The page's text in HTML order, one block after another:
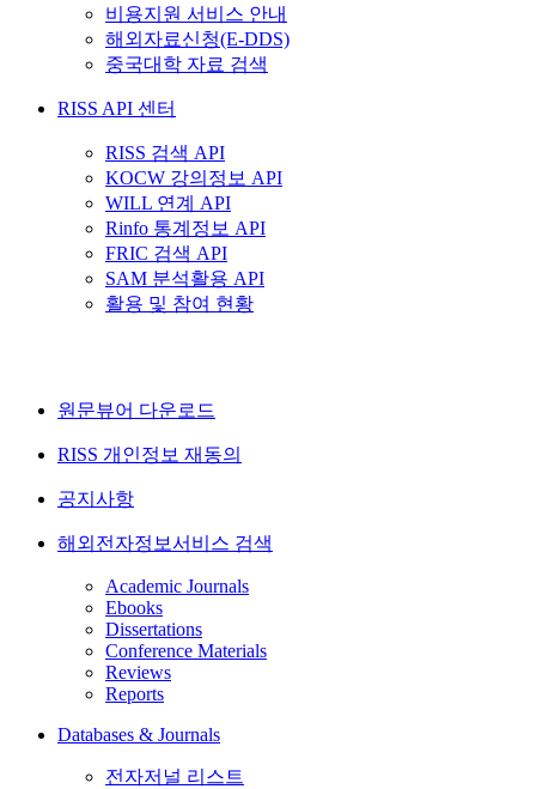
비용지원 서비스 안내
해외자료신청(E-DDS)
중국대학 자료 검색
RISS API 센터
RISS 검색 API
KOCW 강의정보 API
WILL 연계 API
Rinfo 통계정보 API
FRIC 검색 API
SAM 분석활용 API
활용 및 참여 현황
원문뷰어 다운로드
RISS 개인정보 재동의
공지사항
해외전자정보서비스 검색
Academic Journals
Ebooks
Dissertations
Conference Materials
Reviews
Reports
Databases & Journals
전자저널 리스트